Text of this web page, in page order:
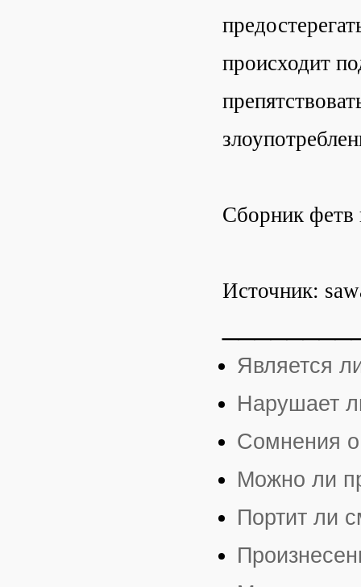
происходит
Сборник фетв
Источник:
Является
Нарушает
Сомнения
Можно ли
Портит ли